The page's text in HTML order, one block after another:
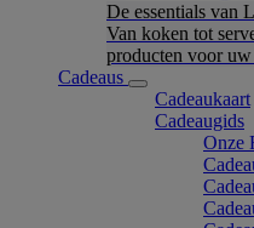
De essentials van
Van koken tot
producten voor
Cadeaus
Cadeaukaart
Cadeaugids
Onze